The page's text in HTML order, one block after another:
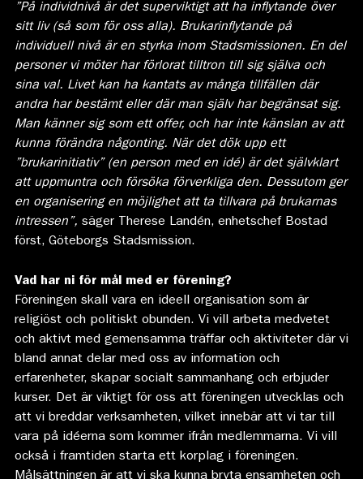
”På individnivå är det superviktigt att ha inflytande över
sitt liv (så som för oss alla). Brukarinflytande på
individuell nivå är en styrka inom Stadsmissionen. En del
personer vi möter har förlorat tilltron till sig själva och
sina val. Livet kan ha kantats av många tillfällen där
andra har bestämt eller där man själv har begränsat sig.
Man känner sig som ett offer, och har inte känslan av att
kunna förändra någonting. När det dök upp ett
”brukarinitiativ” (en person med en idé) är det självklart
att uppmuntra och försöka förverkliga den. Dessutom ger
en organisering en möjlighet att ta tillvara på brukarnas
intressen”, säger Therese Landén, enhetschef Bostad
först, Göteborgs Stadsmission.
Vad har ni för mål med er förening?
Föreningen skall vara en ideell organisation som är
religiöst och politiskt obunden. Vi vill arbeta medvetet
och aktivt med gemensamma träffar och aktiviteter där vi
bland annat delar med oss av information och
erfarenheter, skapar socialt sammanhang och erbjuder
kurser. Det är viktigt för oss att föreningen utvecklas och
att vi breddar verksamheten, vilket innebär att vi tar till
vara på idéerna som kommer ifrån medlemmarna. Vi vill
också i framtiden starta ett korplag i föreningen.
Målsättningen är att vi ska kunna bryta ensamheten och